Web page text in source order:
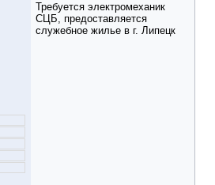
Требуется электромеханик
СЦБ, предоставляется
служебное жилье в г. Липецк